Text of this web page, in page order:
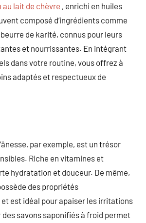
au lait de chèvre , enrichi en huiles
composé d’ingrédients comme
beurre de karité, connus pour leurs
et nourrissantes. En intégrant
dans votre routine, vous offrez à
adaptés et respectueux de
par exemple, est un trésor
Riche en vitamines et
hydratation et douceur. De même,
des propriétés
est idéal pour apaiser les irritations
savons saponifiés à froid permet